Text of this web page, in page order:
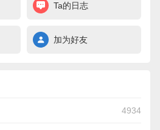
Ta的日志
加为好友
4934